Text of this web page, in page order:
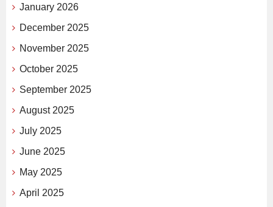
January 2026
December 2025
November 2025
October 2025
September 2025
August 2025
July 2025
June 2025
May 2025
April 2025